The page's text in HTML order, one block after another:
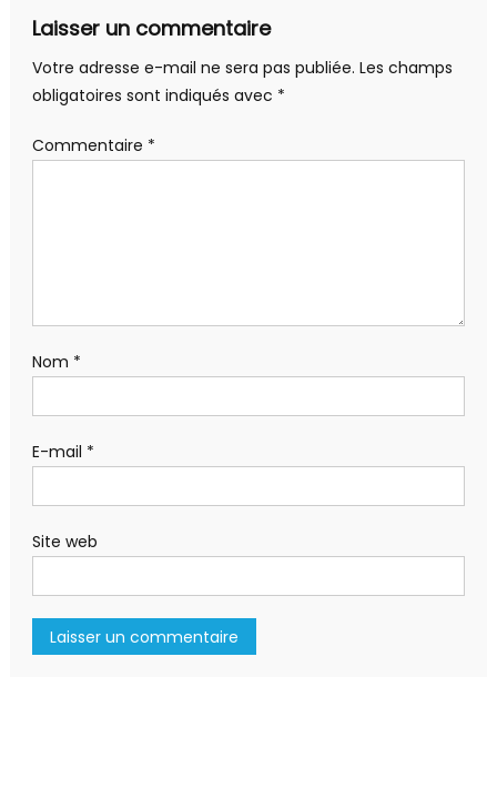
Laisser un commentaire
Votre adresse e-mail ne sera pas publiée. Les champs
obligatoires sont indiqués avec *
Commentaire *
Nom *
E-mail *
Site web